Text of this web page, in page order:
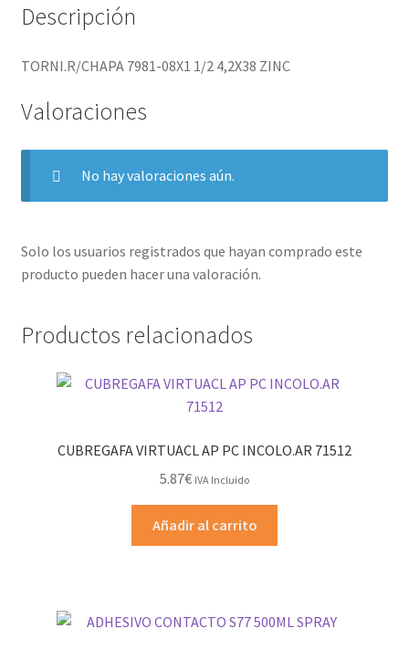
Descripción
TORNI.R/CHAPA 7981-08X1 1/2 4,2X38 ZINC
Valoraciones
No hay valoraciones aún.
Solo los usuarios registrados que hayan comprado este
producto pueden hacer una valoración.
Productos relacionados
CUBREGAFA VIRTUACL AP PC INCOLO.AR 71512
5.87€ IVA Incluido
Añadir al carrito